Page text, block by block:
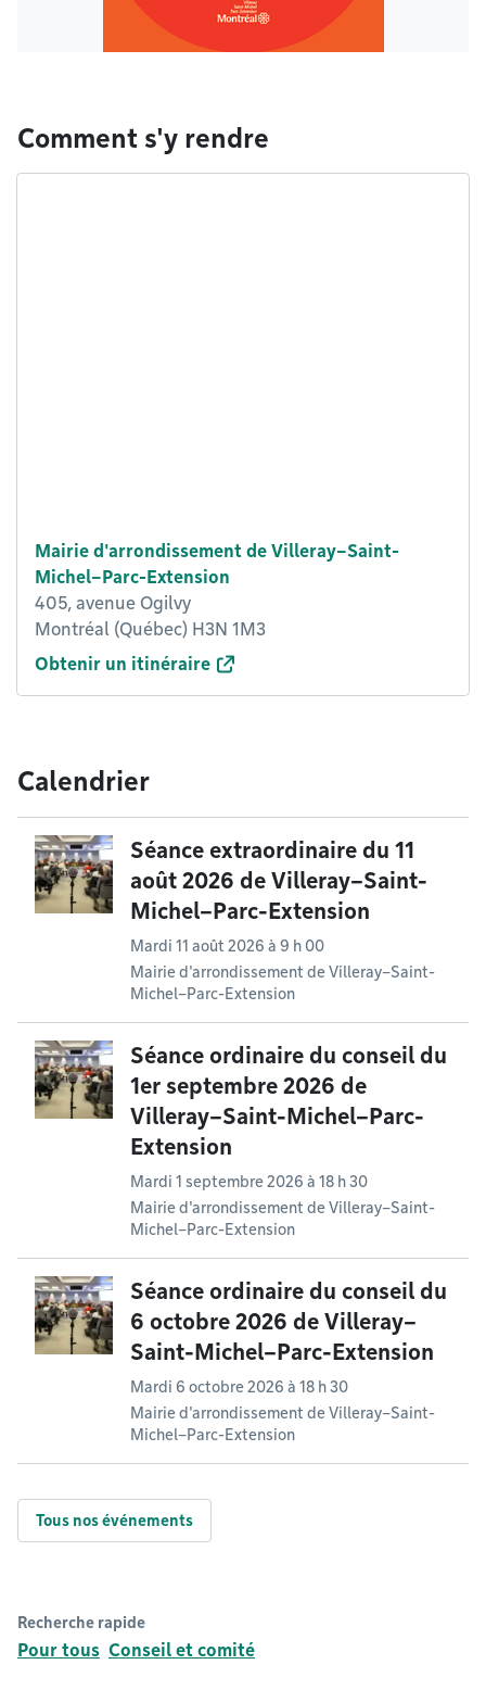
Comment s'y rendre
Mairie d'arrondissement de Villeray–Saint-
Michel–Parc-Extension
405, avenue Ogilvy
Montréal (Québec) H3N 1M3
Obtenir un itinéraire
Calendrier
Séance extraordinaire du 11
août 2026 de Villeray–Saint-
Michel–Parc-Extension
Mardi 11 août 2026 à 9 h 00
Mairie d'arrondissement de Villeray–Saint-
Michel–Parc-Extension
Séance ordinaire du conseil du
1er septembre 2026 de
Villeray–Saint-Michel–Parc-
Extension
Mardi 1 septembre 2026 à 18 h 30
Mairie d'arrondissement de Villeray–Saint-
Michel–Parc-Extension
Séance ordinaire du conseil du
6 octobre 2026 de Villeray–
Saint-Michel–Parc-Extension
Mardi 6 octobre 2026 à 18 h 30
Mairie d'arrondissement de Villeray–Saint-
Michel–Parc-Extension
Tous nos événements
Recherche rapide
Pour tous Conseil et comité